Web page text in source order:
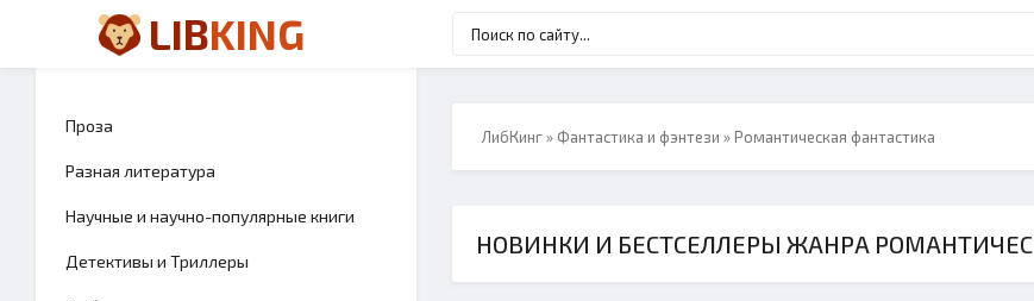
LIBKING
Проза
Разная литература
Научные и научно-популярные книги
Детективы и Триллеры
ЛибКинг» Фантастика и фэнтези » Романтическая фантастика
НОВИНКИ И БЕСТСЕЛЛЕРЫ ЖАНРА